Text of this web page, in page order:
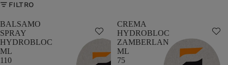
FILTRO
BALSAMO
SPRAY
HYDROBLOC
ML
110
CREMA
HYDROBLOC
ZAMBERLAN
ML
75